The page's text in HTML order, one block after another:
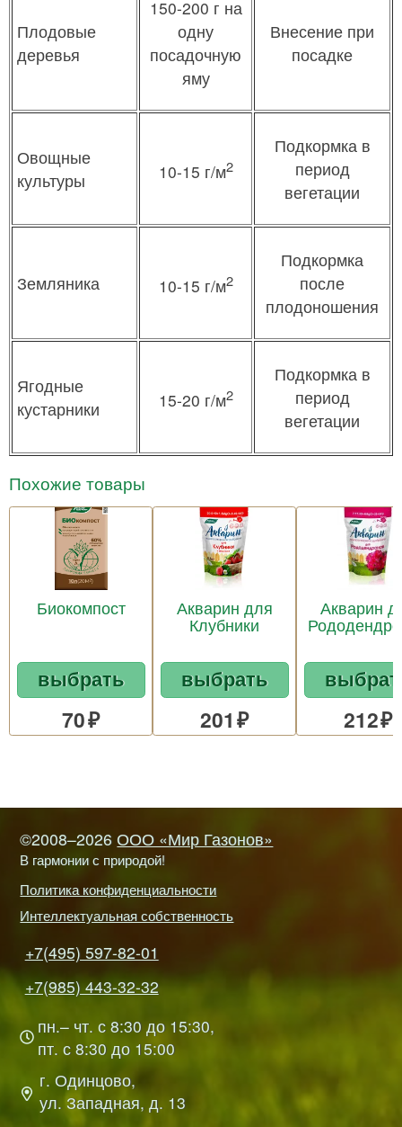
Плодовые
деревья
150-200 г на
одну
посадочную
яму
Внесение при
посадке
Овощные
культуры
10-15 г/м2
Подкормка в
период
вегетации
Земляника 10-15 г/м2
Подкормка
после
плодоношения
Ягодные
кустарники
15-20 г/м2
Подкормка в
период
вегетации
Похожие товары
Биокомпост
выбрать
70
Акварин для
Клубники
выбрать
201
Акварин
212
©2008–2026 ООО «Мир Газонов»
В гармонии с природой!
Политика конфиденциальности
Интеллектуальная собственность
+7(495) 597-82-01
+7(985) 443-32-32
пн.– чт. с 8:30 до 15:30,
пт. с 8:30 до 15:00
г. Одинцово,
ул. Западная, д. 13